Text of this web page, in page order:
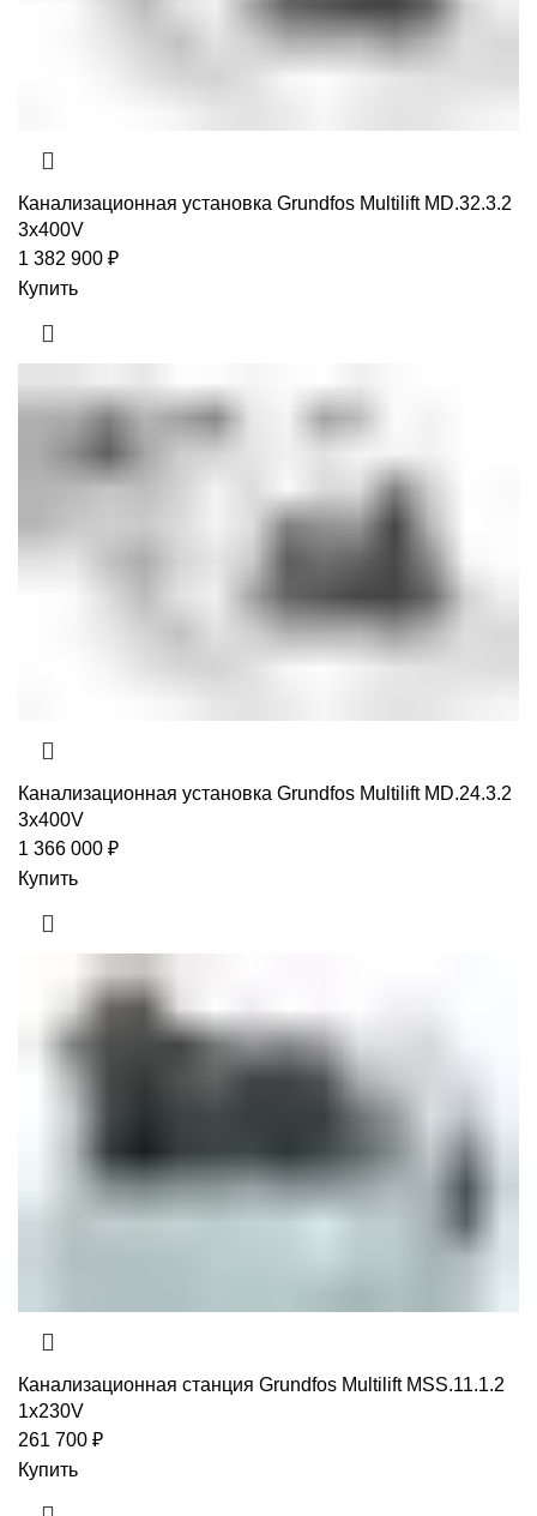
Канализационная установка Grundfos Multilift MD.32.3.2
3x400V
1 382 900 ₽
Купить
Канализационная установка Grundfos Multilift MD.24.3.2
3x400V
1 366 000 ₽
Купить
Канализационная станция Grundfos Multilift MSS.11.1.2
1x230V
261 700 ₽
Купить